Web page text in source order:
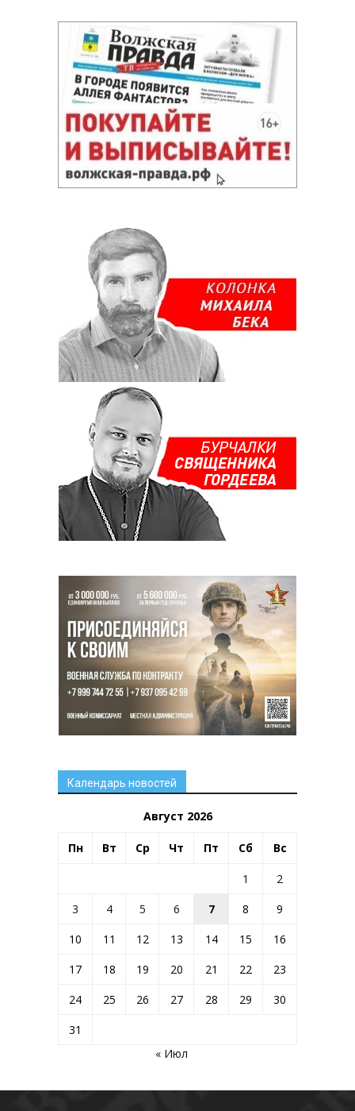
Календарь новостей
Август 2026
Пн Вт Ср Чт Пт Сб Вс
1
2
3
4 5 6 7 8
9
10
11 12 13 14 15
16
17
18 19 20 21 22
23
24
25 26 27 28 29
30
31
« Июл